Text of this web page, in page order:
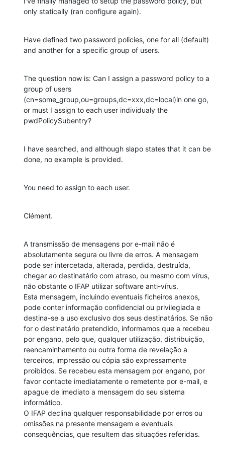
only statically (ran configure again).
Have defined two password policies, one for all (default)
and another for a specific group of users.
The question now is: Can I assign a password policy to a
group of users
(cn=some_group,ou=groups,dc=xxx,dc=local)in one go,
or must I assign to each user individualy the
pwdPolicySubentry?
I have searched, and although slapo states that it can be
done, no example is provided.
You need to assign to each user.
Clément.
A transmissão de mensagens por e-mail não é
absolutamente segura ou livre de erros. A mensagem
pode ser intercetada, alterada, perdida, destruída,
chegar ao destinatário com atraso, ou mesmo com vírus,
não obstante o IFAP utilizar software anti-vírus.
Esta mensagem, incluindo eventuais ficheiros anexos,
pode conter informação confidencial ou privilegiada e
destina-se a uso exclusivo dos seus destinatários. Se não
for o destinatário pretendido, informamos que a recebeu
por engano, pelo que, qualquer utilização, distribuição,
reencaminhamento ou outra forma de revelação a
terceiros, impressão ou cópia são expressamente
proibidos. Se recebeu esta mensagem por engano, por
favor contacte imediatamente o remetente por e-mail, e
apague de imediato a mensagem do seu sistema
informático.
O IFAP declina qualquer responsabilidade por erros ou
omissões na presente mensagem e eventuais
consequências, que resultem das situações referidas.